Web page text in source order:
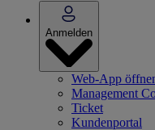
Anmelden
Web-App
Management
Ticket
Kundenportal